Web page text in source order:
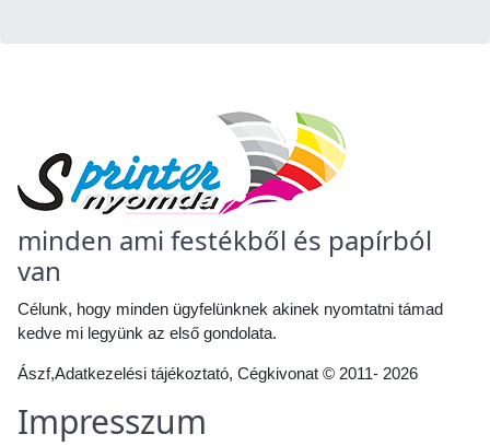
minden ami festékből és papírból
van
Célunk, hogy minden ügyfelünknek akinek nyomtatni támad
kedve mi legyünk az első gondolata.
Ászf,Adatkezelési tájékoztató, Cégkivonat © 2011- 2026
Impresszum